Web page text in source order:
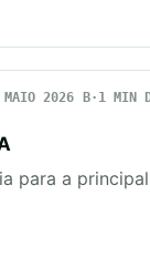
MAIO 2026
1 MIN
para a